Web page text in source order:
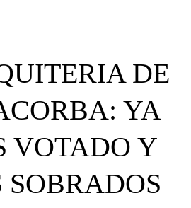
DE
YA
VOTADO Y